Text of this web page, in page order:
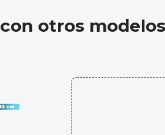
otros modelos